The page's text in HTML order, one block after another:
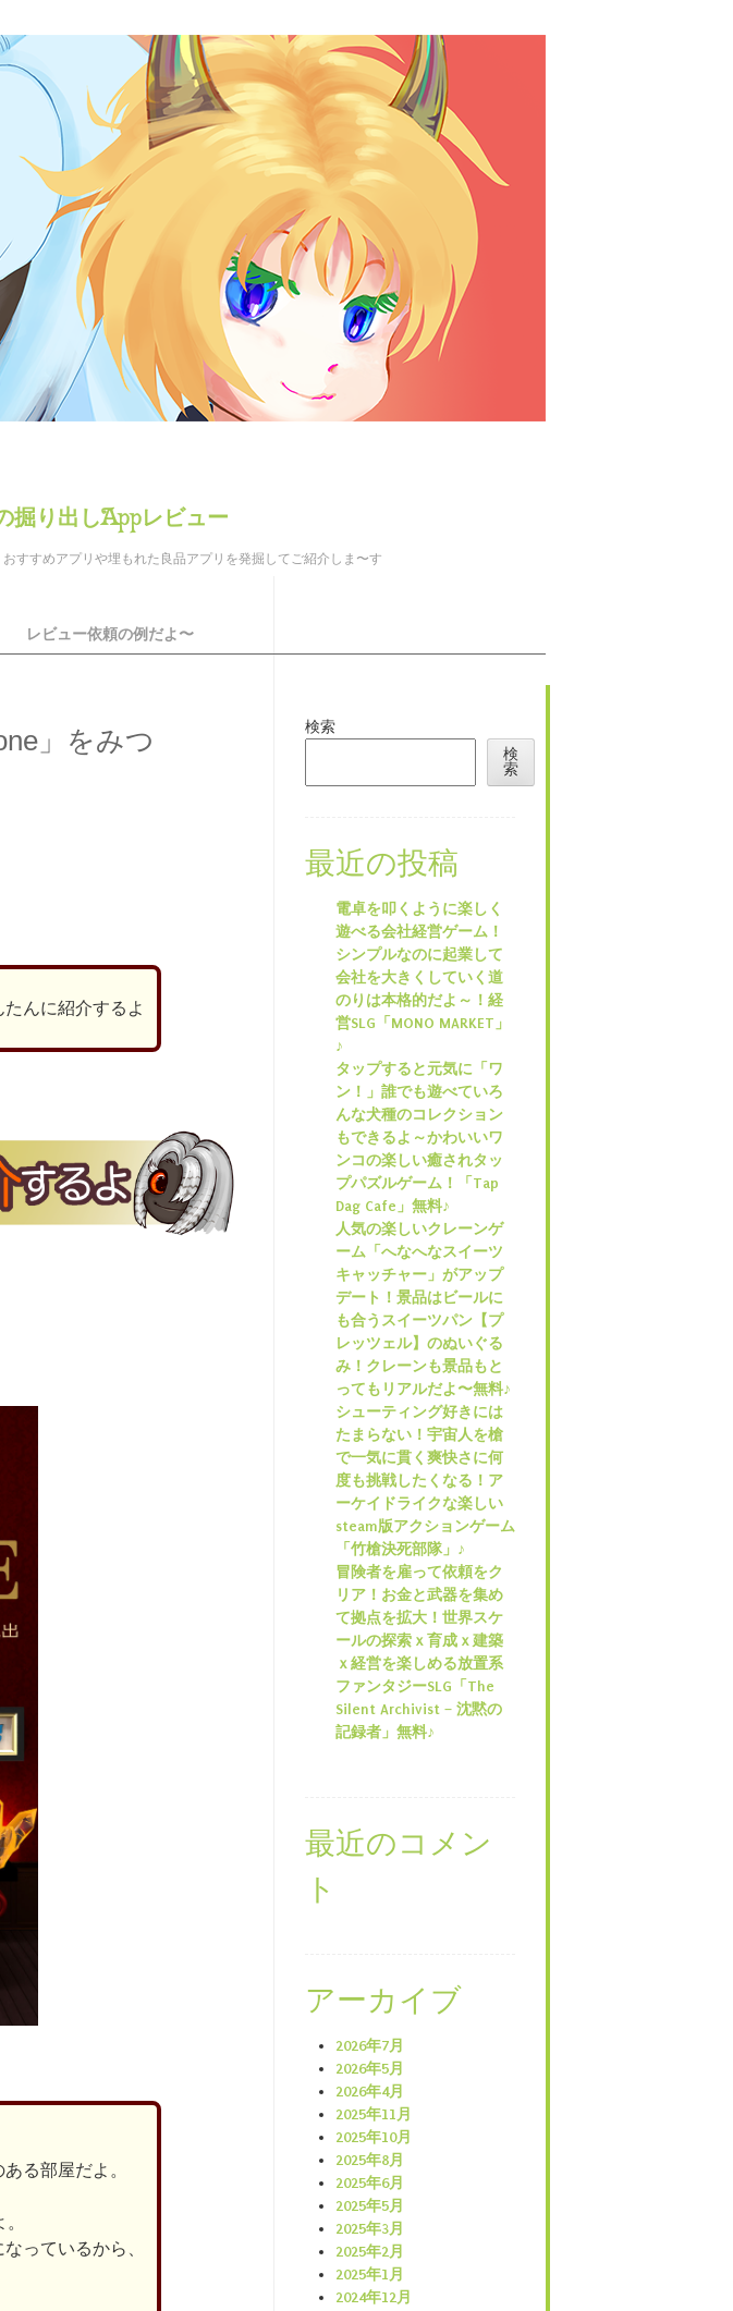
り出しAppレビュー
すすめアプリや埋もれた良品アプリを発掘してご紹介しま〜す
レビュー依頼の例だよ〜
」をみつ
んに紹介するよ
る部屋だよ。
っているから、
検索
検
索
最近の投稿
電卓を叩くように楽しく
遊べる会社経営ゲーム！
シンプルなのに起業して
会社を大きくしていく道
のりは本格的だよ～！経
営SLG「MONO MARKET」
♪
タップすると元気に「ワ
ン！」誰でも遊べていろ
んな犬種のコレクション
もできるよ～かわいいワ
ンコの楽しい癒されタッ
プパズルゲーム！「Tap
Dag Cafe」無料♪
人気の楽しいクレーンゲ
ーム「へなへなスイーツ
キャッチャー」がアップ
デート！景品はビールに
も合うスイーツパン【プ
レッツェル】のぬいぐる
み！クレーンも景品もと
ってもリアルだよ〜無料♪
シューティング好きには
たまらない！宇宙人を槍
で一気に貫く爽快さに何
度も挑戦したくなる！ア
ーケイドライクな楽しい
steam版アクションゲーム
「竹槍決死部隊」♪
冒険者を雇って依頼をク
リア！お金と武器を集め
て拠点を拡大！世界スケ
ールの探索ｘ育成ｘ建築
ｘ経営を楽しめる放置系
ファンタジーSLG「The
Silent Archivist – 沈黙の
記録者」無料♪
最近のコメン
ト
アーカイブ
2026年7月
2026年5月
2026年4月
2025年11月
2025年10月
2025年8月
2025年6月
2025年5月
2025年3月
2025年2月
2025年1月
2024年12月